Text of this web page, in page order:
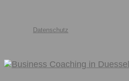
Datenschutz